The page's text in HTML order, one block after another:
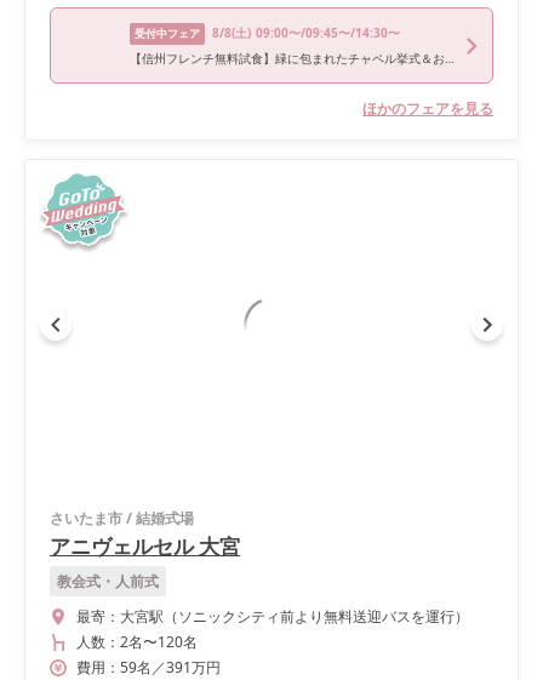
受付中フェア 8/8(土) 09:00〜/09:45〜/14:30〜
【信州フレンチ無料試食】緑に包まれたチャペル挙式＆おもてなし体験／交通費最大1万円優待
ほかのフェアを見る
さいたま市/結婚式場
アニヴェルセル 大宮
教会式・人前式
最寄： 大宮駅（ソニックシティ前より無料送迎バスを運行）
人数： 2名〜120名
費用： 59名 ／391万円